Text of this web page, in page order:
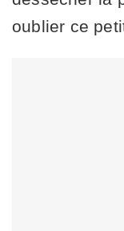
oublier ce